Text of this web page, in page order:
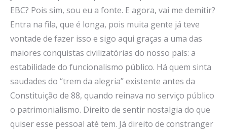
EBC? Pois sim, sou eu a fonte. E agora, vai me demitir?
Entra na fila, que é longa, pois muita gente já teve
vontade de fazer isso e sigo aqui graças a uma das
maiores conquistas civilizatórias do nosso país: a
estabilidade do funcionalismo público. Há quem sinta
saudades do “trem da alegria” existente antes da
Constituição de 88, quando reinava no serviço público
o patrimonialismo. Direito de sentir nostalgia do que
quiser esse pessoal até tem. Já direito de constranger